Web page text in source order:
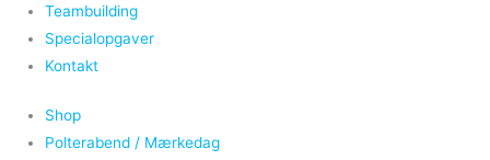
Teambuilding
Specialopgaver
Kontakt
Shop
Polterabend / Mærkedag